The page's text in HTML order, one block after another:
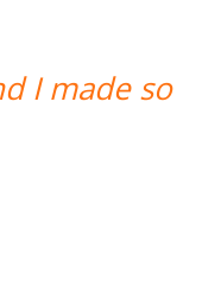
I made so